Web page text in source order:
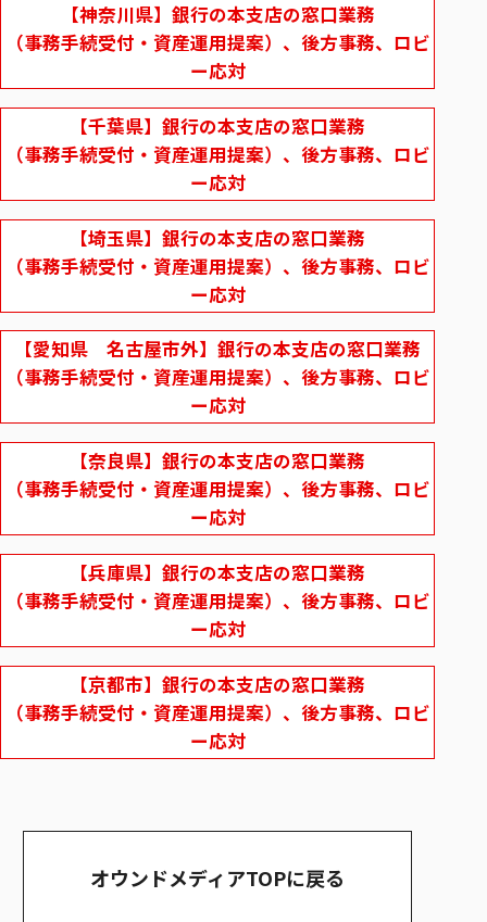
【神奈川県】銀行の本支店の窓口業務
（事務手続受付・資産運用提案）、後方事務、ロビ
ー応対
【千葉県】銀行の本支店の窓口業務
（事務手続受付・資産運用提案）、後方事務、ロビ
ー応対
【埼玉県】銀行の本支店の窓口業務
（事務手続受付・資産運用提案）、後方事務、ロビ
ー応対
【愛知県 名古屋市外】銀行の本支店の窓口業務
（事務手続受付・資産運用提案）、後方事務、ロビ
ー応対
【奈良県】銀行の本支店の窓口業務
（事務手続受付・資産運用提案）、後方事務、ロビ
ー応対
【兵庫県】銀行の本支店の窓口業務
（事務手続受付・資産運用提案）、後方事務、ロビ
ー応対
【京都市】銀行の本支店の窓口業務
（事務手続受付・資産運用提案）、後方事務、ロビ
ー応対
オウンドメディアTOPに戻る